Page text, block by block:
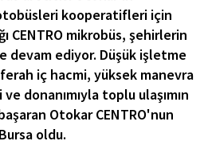
kooperatifleri için
CENTRO mikrobüs, şehirlerin
devam ediyor. Düşük işletme
iç hacmi, yüksek manevra
donanımıyla toplu ulaşımın
Otokar CENTRO'nun
oldu.